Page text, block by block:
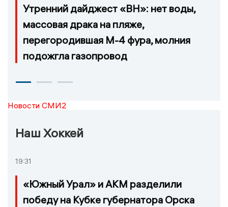
Утренний дайджест «ВН»: нет воды,
массовая драка на пляже,
перегородившая М-4 фура, молния
подожгла газопровод
Новости СМИ2
Наш Хоккей
19:31
«Южный Урал» и АКМ разделили
победу на Кубке губернатора Орска